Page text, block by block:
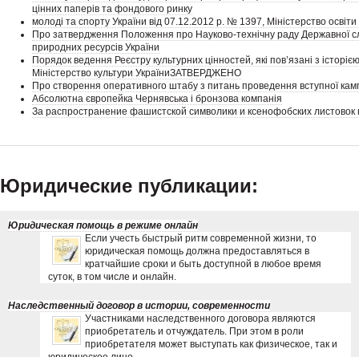
цінних паперів та фондового ринку
молоді та спорту України від 07.12.2012 р. № 1397, Міністерство освіти
Про затвердження Положення про Науково-технічну раду Державної
природних ресурсів України
Порядок ведення Реєстру культурних цінностей, які пов’язані з
Міністерство культури УкраїниЗАТВЕРДЖЕНО
Про створення оперативного штабу з питань проведення вступної
Абсолютна європейка Чернявська і бронзова компанія
За распространение фашистской символики и ксенофобских
Юридические публикации:
Юридическая помощь в режиме онлайн
Если учесть быстрый ритм современной жизни, то
юридическая помощь должна предоставляться в
кратчайшие сроки и быть доступной в любое время
суток, в том числе и онлайн.
Наследственный договор в истории, современности
Участниками наследственного договора являются
приобретатель и отчуждатель. При этом в роли
приобретателя может выступать как физическое, так и